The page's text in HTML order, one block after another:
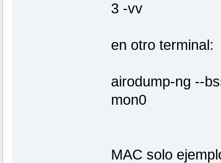
3 -vv
en otro terminal:
airodump-ng --
mon0
MAC solo